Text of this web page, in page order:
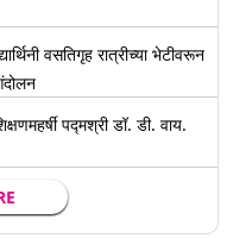
वसतिगृह रात्रीच्या भेटीवरून
पद्मश्री डॉ. डी. वाय.